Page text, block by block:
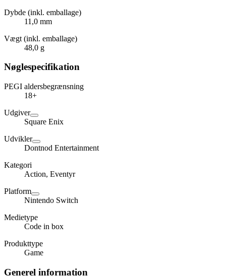
Dybde (inkl. emballage)
11,0 mm
Vægt (inkl. emballage)
48,0 g
Nøglespecifikation
PEGI aldersbegrænsning
18+
Udgiver
Square Enix
Udvikler
Dontnod Entertainment
Kategori
Action, Eventyr
Platform
Nintendo Switch
Medietype
Code in box
Produkttype
Game
Generel information